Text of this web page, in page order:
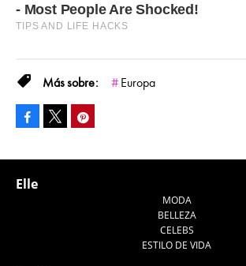
Europa
Facebook
Elle
MODA
BELLEZA
CELEBS
ESTILO DE VIDA